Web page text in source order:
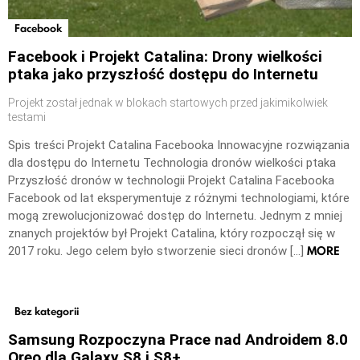
Facebook
Facebook i Projekt Catalina: Drony wielkości
ptaka jako przyszłość dostępu do Internetu
Projekt został jednak w blokach startowych przed jakimikolwiek
testami
Spis treści Projekt Catalina Facebooka Innowacyjne rozwiązania
dla dostępu do Internetu Technologia dronów wielkości ptaka
Przyszłość dronów w technologii Projekt Catalina Facebooka
Facebook od lat eksperymentuje z różnymi technologiami, które
mogą zrewolucjonizować dostęp do Internetu. Jednym z mniej
znanych projektów był Projekt Catalina, który rozpoczął się w
2017 roku. Jego celem było stworzenie sieci dronów […] MORE
Bez kategorii
Samsung Rozpoczyna Prace nad Androidem 8.0